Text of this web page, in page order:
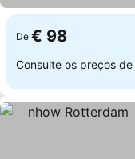
De € 98
Consulte os preços de